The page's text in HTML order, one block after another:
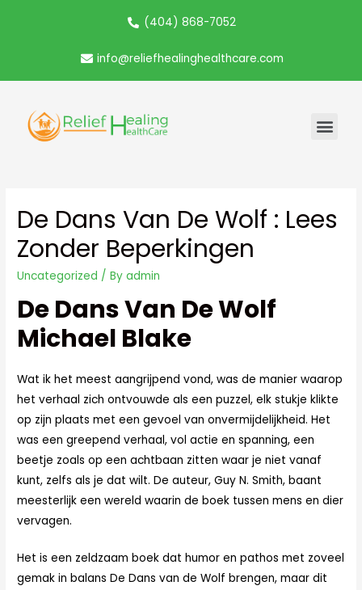
(404) 868-7052
info@reliefhealinghealthcare.com
De Dans Van De Wolf : Lees
Zonder Beperkingen
Uncategorized / Byadmin
De Dans Van De Wolf
Michael Blake
Wat ik het meest aangrijpend vond, was de manier waarop
het verhaal zich ontvouwde als een puzzel, elk stukje klikte
op zijn plaats met een gevoel van onvermijdelijkheid. Het
was een greepend verhaal, vol actie en spanning, een
beetje zoals op een achtbaan zitten waar je niet vanaf
kunt, zelfs als je dat wilt. De auteur, Guy N. Smith, baant
meesterlijk een wereld waarin de boek tussen mens en dier
vervagen.
Het is een zeldzaam boek dat humor en pathos met zoveel
gemak in balans De Dans van de Wolf brengen, maar dit